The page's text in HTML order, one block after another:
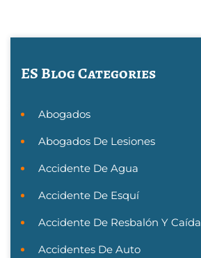
ES Blog Categories
Abogados
Abogados De Lesiones
Accidente De Agua
Accidente De Esquí
Accidente De Resbalón Y Caída
Accidentes De Auto